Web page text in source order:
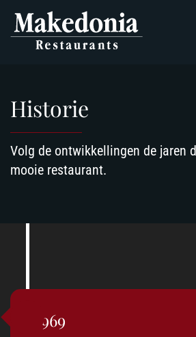
overslaan
Historie
Volg de ontwikkellingen de jaren
mooie restaurant.
1969